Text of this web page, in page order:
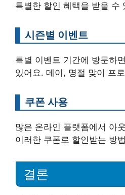
특별한 할인 혜택을 받을 수
시즌별 이벤트
특별 이벤트 기간에 방문하
있어요. 데이, 명절 맞이 프
쿠폰 사용
많은 온라인 플랫폼에서 아
이러한 쿠폰로 할인받는 방
결론